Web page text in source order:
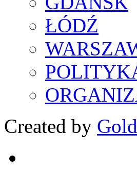
ŁÓDŹ
Created by